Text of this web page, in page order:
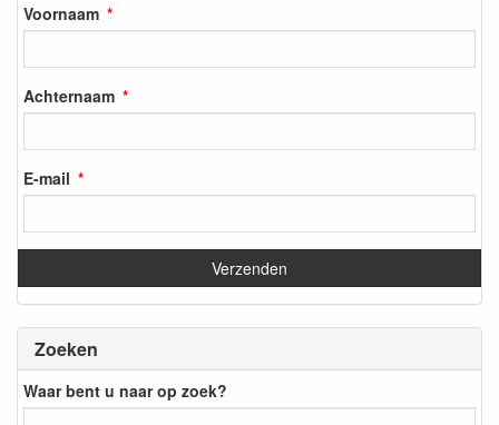
Voornaam
Achternaam
E-mail
Zoeken
Waar bent u naar op zoek?